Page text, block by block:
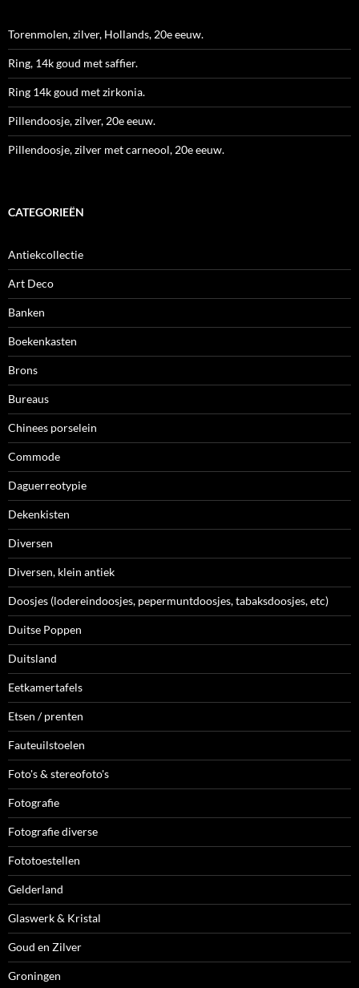
Torenmolen, zilver, Hollands, 20e eeuw.
Ring, 14k goud met saffier.
Ring 14k goud met zirkonia.
Pillendoosje, zilver, 20e eeuw.
Pillendoosje, zilver met carneool, 20e eeuw.
CATEGORIEËN
Antiekcollectie
Art Deco
Banken
Boekenkasten
Brons
Bureaus
Chinees porselein
Commode
Daguerreotypie
Dekenkisten
Diversen
Diversen, klein antiek
Doosjes (lodereindoosjes, pepermuntdoosjes, tabaksdoosjes, etc)
Duitse Poppen
Duitsland
Eetkamertafels
Etsen / prenten
Fauteuilstoelen
Foto's & stereofoto's
Fotografie
Fotografie diverse
Fototoestellen
Gelderland
Glaswerk & Kristal
Goud en Zilver
Groningen